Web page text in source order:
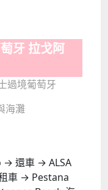
牙 拉戈阿
過境葡萄牙
海灘
還車 → ALSA
車 → Pestana